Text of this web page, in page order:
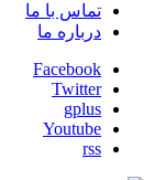
تماس با ما
درباره ما
Facebook
Twitter
gplus
Youtube